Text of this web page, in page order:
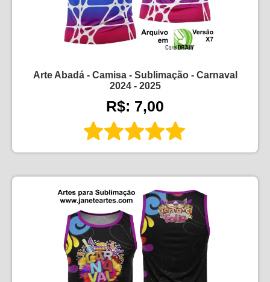
Arte Abadá - Camisa - Sublimação - Carnaval
2024 - 2025
R$: 7,00